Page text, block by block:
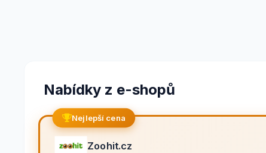
Nabídky z e-shopů
Nejlepší cena
Zoohit.cz